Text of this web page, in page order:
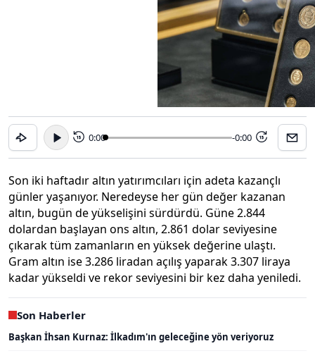
15 0:00 -0:00 15
Son iki haftadır altın yatırımcıları için adeta kazançlı
günler yaşanıyor. Neredeyse her gün değer kazanan
altın, bugün de yükselişini sürdürdü. Güne 2.844
dolardan başlayan ons altın, 2.861 dolar seviyesine
çıkarak tüm zamanların en yüksek değerine ulaştı.
Gram altın ise 3.286 liradan açılış yaparak 3.307 liraya
kadar yükseldi ve rekor seviyesini bir kez daha yeniledi.
Son Haberler
Başkan İhsan Kurnaz: İlkadım'ın geleceğine yön veriyoruz